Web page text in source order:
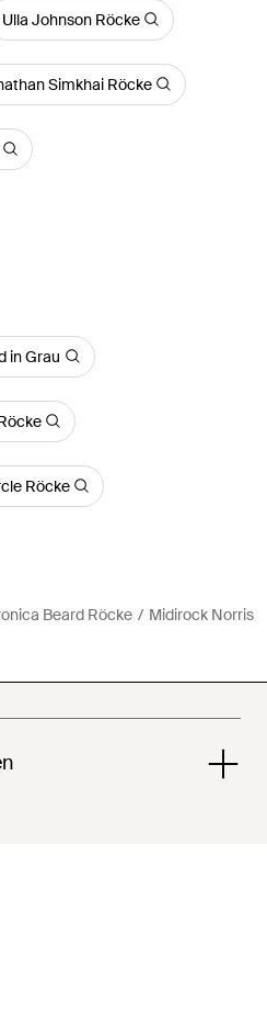
Ulla Johnson Röcke
Simkhai Röcke
in Grau
Röcke
Beard Röcke
Midirock Norris